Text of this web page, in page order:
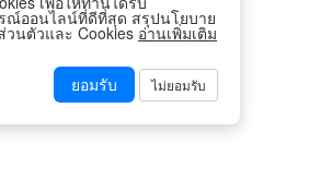
ณ์ออนไลน์ที่ดีที่สุด สรุปนโยบาย
วนตัวและ Cookies อ่านเพิ่มเติม
ยอมรับ
ไม่ยอมรับ